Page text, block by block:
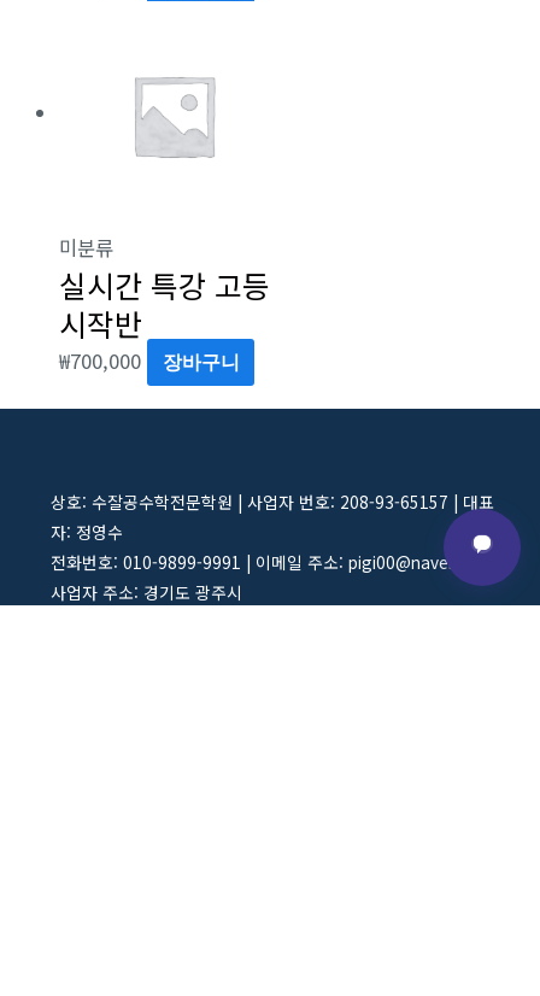
미분류
실시간 특강 고등
시작반
₩700,000 장바구니
상호: 수잘공수학전문학원 | 사업자 번호: 208-93-65157 | 대표
자: 정영수
전화번호: 010-9899-9991 | 이메일 주소: pigi00@naver.com
사업자 주소: 경기도 광주시